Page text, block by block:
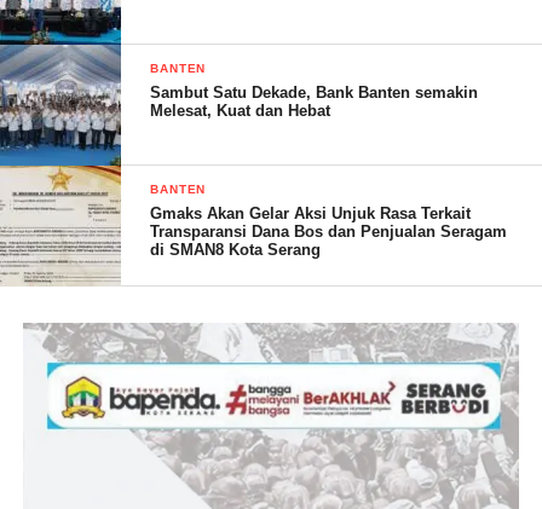
” Pengajian rutin rutin di Desa Tanjungjaya merupakan bukti
nyata dari komitmen Desa Tanjungjaya dalam membangun
kebersamaan, menguatkan ukhuwah islamiyah, dan menjaga
keharmonisan antara lembaga desa dan masyarakat. Diharapkan,
pengajian rutin bulanan akan terus menjadi wahana
pembelajaran dan mempererat keakraban di Desa Tanjungjaya
kedepannya,” Pungkasnya
(YEN/RG)
22
BANTEN
Sambut Satu Dekade, Bank Banten semakin
Melesat, Kuat dan Hebat
BANTEN
Gmaks Akan Gelar Aksi Unjuk Rasa Terkait
Transparansi Dana Bos dan Penjualan Seragam
di SMAN8 Kota Serang